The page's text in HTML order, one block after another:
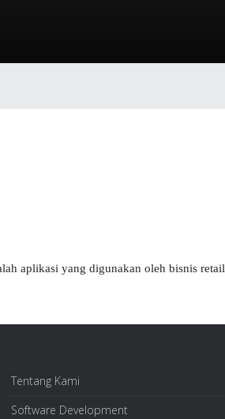
aplikasi yang digunakan oleh bisnis
Tentang Kami
Software Development